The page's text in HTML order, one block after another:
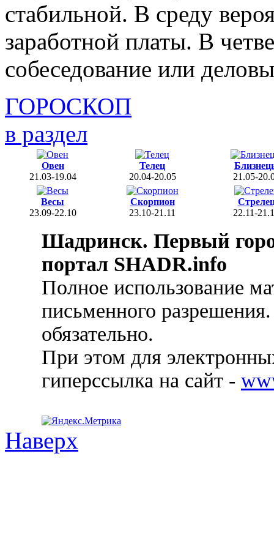
стабильной. В среду
заработной платы. В
собеседование или
ГОРОСКОП
в раздел
Овен
21.03-19.04
Телец
20.04-20.05
21.05-
Весы
23.09-22.10
Скорпион
23.10-21.11
22.11-
Шадринск. Первый
портал SHADR.info
Полное использование
письменного
обязательно.
При этом для
гиперссылка на сайт -
Наверх